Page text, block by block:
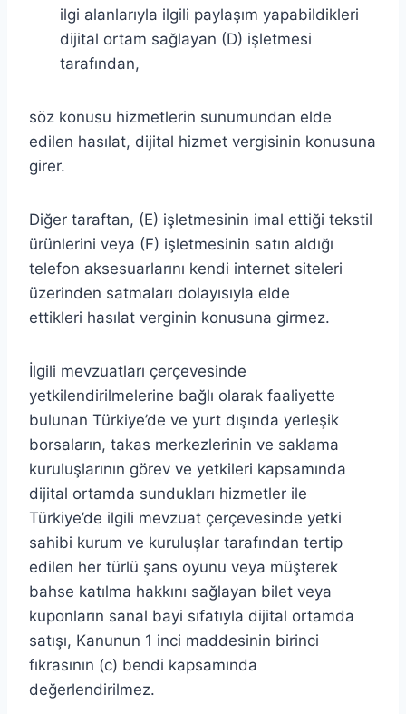
ilgi alanlarıyla ilgili paylaşım yapabildikleri
dijital ortam sağlayan (D) işletmesi
tarafından,
söz konusu hizmetlerin sunumundan elde
edilen hasılat, dijital hizmet vergisinin konusuna
girer.
Diğer taraftan, (E) işletmesinin imal ettiği tekstil
ürünlerini veya (F) işletmesinin satın aldığı
telefon aksesuarlarını kendi internet siteleri
üzerinden satmaları dolayısıyla elde
ettikleri hasılat verginin konusuna girmez.
İlgili mevzuatları çerçevesinde
yetkilendirilmelerine bağlı olarak faaliyette
bulunan Türkiye’de ve yurt dışında yerleşik
borsaların, takas merkezlerinin ve saklama
kuruluşlarının görev ve yetkileri kapsamında
dijital ortamda sundukları hizmetler ile
Türkiye’de ilgili mevzuat çerçevesinde yetki
sahibi kurum ve kuruluşlar tarafından tertip
edilen her türlü şans oyunu veya müşterek
bahse katılma hakkını sağlayan bilet veya
kuponların sanal bayi sıfatıyla dijital ortamda
satışı, Kanunun 1 inci maddesinin birinci
fıkrasının (c) bendi kapsamında
değerlendirilmez.